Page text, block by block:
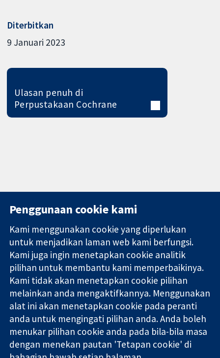
Diterbitkan
9 Januari 2023
Ulasan penuh di
Perpustakaan Cochrane
Bukti yang
dipercayai.
keputusan
termaklum
Kesihatan yang
lebih baik
11-13 Cavendish
Square
London
W1G 0AN
United Kingdom
Hubungi kita
Berita
Pejabat
akhbar
Perihal Kami
Pekerjaan
Cochrane
Library
Kolaborasi Cochrane ialah sebuah badan amal (no. 1045921) dan
Penggunaan cookie kami
Kami menggunakan cookie yang diperlukan
untuk menjadikan laman web kami berfungsi.
Kami juga ingin menetapkan cookie analitik
pilihan untuk membantu kami memperbaikinya.
Kami tidak akan menetapkan cookie pilihan
melainkan anda mengaktifkannya. Menggunakan
alat ini akan menetapkan cookie pada peranti
anda untuk mengingati pilihan anda. Anda boleh
menukar pilihan cookie anda pada bila-bila masa
dengan menekan pautan 'Tetapan cookie' di